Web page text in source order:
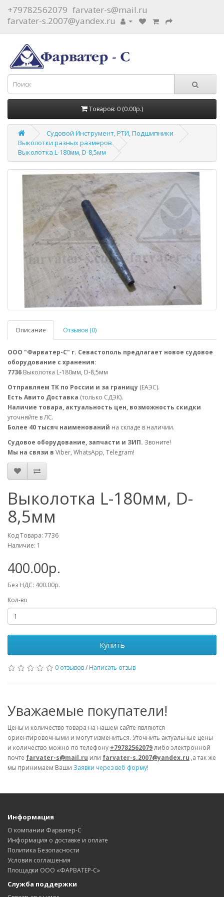
+79782562079 farvater-s@mail.ru
farvater-s.2007@yandex.ru
Товаров: 0 (0.00р.)
Судовой Инструмент, РТИ, Подшипники
Выколотки разных размеров
Выколотка L-180мм, D-8,5мм
Описание Отзывов (0)
ООО "Фарватер-С" г. Севастополь предлагает новое судовое
оборудование с хранения:
7736 Выколотка L-180мм, D-8,5мм
Отправляем ТК по России и за границу (ЕАЭС).
Есть Авито Доставка (только СДЭК).
Наличие товара, актуальность цен, возможность скидки
уточняйте в ЛС.
Более 40 тысяч наименований на складе в наличии.
Судовое оборудование, запчасти и ЗИП. Звоните!
Мы на связи в Viber, WhatsApp, Telegram!
Выколотка L-180мм, D-
8,5мм
Код Товара: 7736
Наличие: 1
400.00р.
Без НДС: 400.00р.
Кол-во
Купить
0 отзывов/ Написать отзыв
Уважаемые покупатели!
Цены и количество товара на нашем сайте являются
ориентировочными и могут измениться. Уточнить актуальные цены
и количество можно по телефону +79782562079либо электронной
почте farvater-s@mail.ru или farvater-s.2007@yandex.ru ,а так же
мы принимаем Ваши Заявки через веб форму!
Информация
О компании Фарватер-С
Информация о доставке и оплате
Политика Безопасности
Условия соглашения
Площадки ООО «ФАРВАТЕР-С»
Служба поддержки